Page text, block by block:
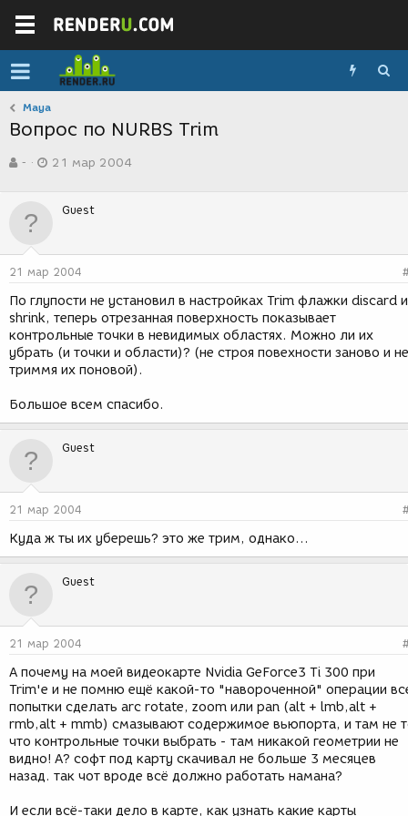
Maya
Вопрос по NURBS Trim
в
р
м
-
а
д
н
и
я
21 мар 2004
Guest
21 мар 2004
По глупости не установил в настройках Trim флажки discard и
shrink, теперь отрезанная поверхность показывает
контрольные точки в невидимых областях. Можно ли их
убрать (и точки и области)? (не строя повехности заново и не
триммя их поновой).
Большое всем спасибо.
Guest
21 мар 2004
Куда ж ты их уберешь? это же трим, однако...
Guest
21 мар 2004
А почему на моей видеокарте Nvidia GeForce3 Ti 300 при
Trim'е и не помню ещё какой-то "навороченной" операции
попытки сделать arc rotate, zoom или pan (alt + lmb,alt +
rmb,alt + mmb) смазывают содержимое вьюпорта, и там не
что контрольные точки выбрать - там никакой геометрии не
видно! А? софт под карту скачивал не больше 3 месяцев
назад. так чот вроде всё должно работать намана?
И если всё-таки дело в карте, как узнать какие карты